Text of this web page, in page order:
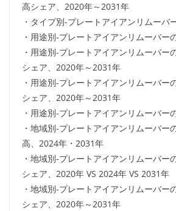
高シェア、2020年～2031年
・タイプ別-プレートアイアンリムーバ
・用途別-プレートアイアンリムーバー
・用途別-プレートアイアンリムーバー
シェア、2020年～2031年
・用途別-プレートアイアンリムーバー
シェア、2020年～2031年
・用途別-プレートアイアンリムーバー
・地域別-プレートアイアンリムーバー
高、2024年・2031年
・地域別-プレートアイアンリムーバー
シェア、2020年 VS 2024年 VS 2031年
・地域別-プレートアイアンリムーバー
シェア、2020年～2031年